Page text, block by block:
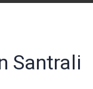
Santrali